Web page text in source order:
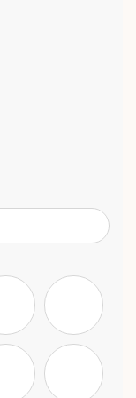
Regular
segoesc Chunkfive
PurplePurse-Regular